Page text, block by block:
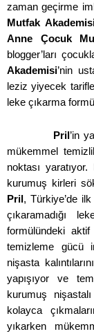
zaman geçirme
Mutfak
Anne Çocuk
blogger’ları
Akademisi’nin
leziz yiyecek
leke çıkarma
Pril ’in
mükemmel
noktası
kurumuş kirleri
Pril , Türkiye’de
çıkaramadığı
formülündeki
temizleme gücü
nişasta
yapışıyor ve
kurumuş
kolayca
yıkarken